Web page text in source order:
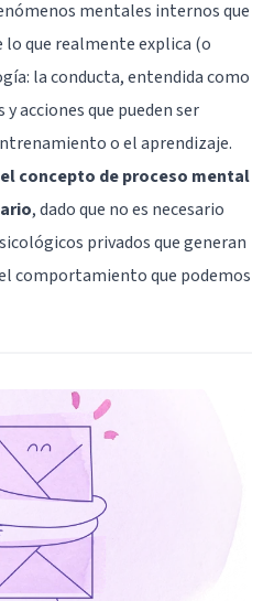
mentales internos que
que realmente explica (o
la conducta, entendida como
acciones que pueden ser
o el aprendizaje.
concepto de proceso mental
, dado que no es necesario
privados que generan
comportamiento que podemos